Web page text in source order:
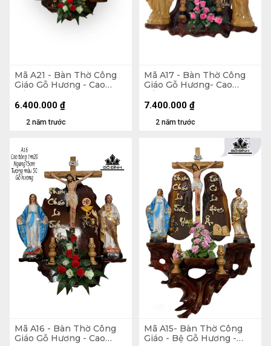
Mã A21 - Bàn Thờ Công
Giáo Gỗ Hương - Cao
Tổng 110 Ngang 75
Tượng Màu 50 (cm)
2 năm trước
6.400.000 ₫
Mã A17 - Bàn Thờ Công
Giáo Gỗ Hương- Cao
Tổng 140 Ngang 90
Tượng Nhựa Giả Gỗ 50
2 năm trước
7.400.000 ₫
Mã A16 - Bàn Thờ Công
Giáo Gỗ Hương - Cao
Mã A15- Bàn Thờ Công
Giáo - Bệ Gỗ Hương -